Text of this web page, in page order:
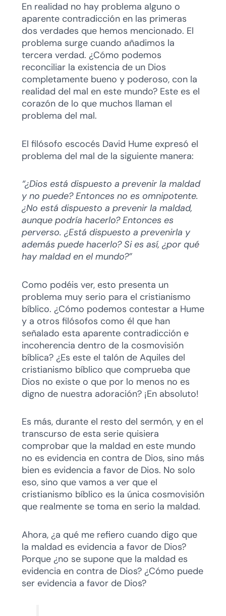
En realidad no hay problema alguno o
aparente contradicción en las primeras
dos verdades que hemos mencionado. El
problema surge cuando añadimos la
tercera verdad. ¿Cómo podemos
reconciliar la existencia de un Dios
completamente bueno y poderoso, con la
realidad del mal en este mundo? Este es el
corazón de lo que muchos llaman el
problema del mal.
El filósofo escocés David Hume expresó el
problema del mal de la siguiente manera:
“¿Dios está dispuesto a prevenir la maldad
y no puede? Entonces no es omnipotente.
¿No está dispuesto a prevenir la maldad,
aunque podría hacerlo? Entonces es
perverso. ¿Está dispuesto a prevenirla y
además puede hacerlo? Si es así, ¿por qué
hay maldad en el mundo?”
Como podéis ver, esto presenta un
problema muy serio para el cristianismo
bíblico. ¿Cómo podemos contestar a Hume
y a otros filósofos como él que han
señalado esta aparente contradicción e
incoherencia dentro de la cosmovisión
bíblica? ¿Es este el talón de Aquiles del
cristianismo bíblico que comprueba que
Dios no existe o que por lo menos no es
digno de nuestra adoración? ¡En absoluto!
Es más, durante el resto del sermón, y en el
transcurso de esta serie quisiera
comprobar que la maldad en este mundo
no es evidencia en contra de Dios, sino más
bien es evidencia a favor de Dios. No solo
eso, sino que vamos a ver que el
cristianismo bíblico es la única cosmovisión
que realmente se toma en serio la maldad.
Ahora, ¿a qué me refiero cuando digo que
la maldad es evidencia a favor de Dios?
Porque ¿no se supone que la maldad es
evidencia en contra de Dios? ¿Cómo puede
ser evidencia a favor de Dios?